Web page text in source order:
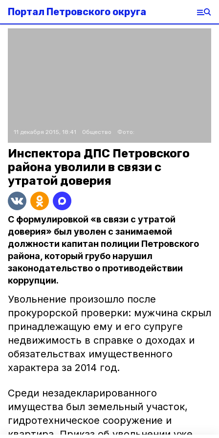
Портал Петровского округа
11 декабря 2015, 18:41 Общество Фото:
Инспектора ДПС Петровского
района уволили в связи с
утратой доверия
С формулировкой «в связи с утратой
доверия» был уволен с занимаемой
должности капитан полиции Петровского
района, который грубо нарушил
законодательство о противодействии
коррупции.
Увольнение произошло после
прокурорской проверки: мужчина скрыл
принадлежащую ему и его супруге
недвижимость в справке о доходах и
обязательствах имущественного
характера за 2014 год.
Среди незадекларированного
имущества был земельный участок,
гидротехническое сооружение и
квартира. Приказ об увольнении уже